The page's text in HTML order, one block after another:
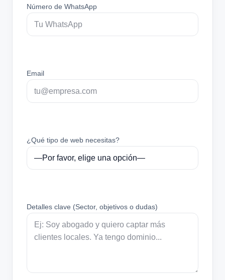
Número de WhatsApp
Email
¿Qué tipo de web necesitas?
Detalles clave (Sector, objetivos o dudas)